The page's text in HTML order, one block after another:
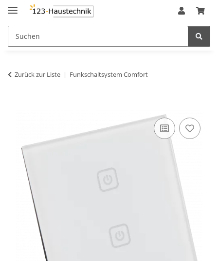
Zurück zur Liste Funkschaltsystem Comfort